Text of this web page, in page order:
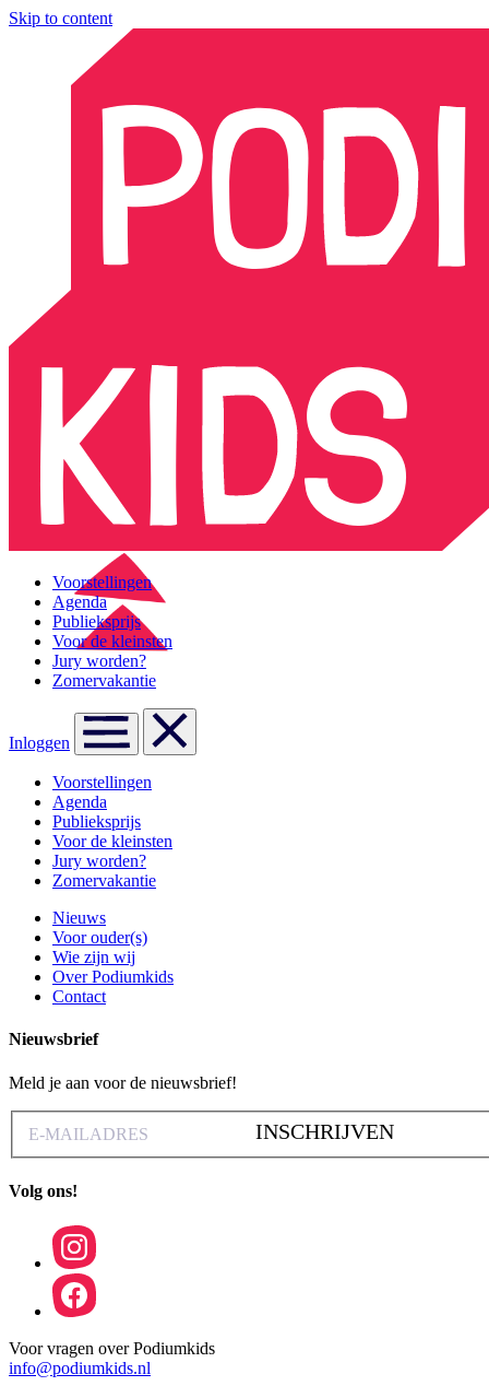
Skip to content
Voorstellingen
Agenda
Publieksprijs
Voor de kleinsten
Jury worden?
Zomervakantie
Inloggen
Voorstellingen
Agenda
Publieksprijs
Voor de kleinsten
Jury worden?
Zomervakantie
Nieuws
Voor ouder(s)
Wie zijn wij
Over Podiumkids
Contact
Nieuwsbrief
Meld je aan voor de nieuwsbrief!
INSCHRIJVEN
Volg ons!
Voor vragen over Podiumkids
info@podiumkids.nl